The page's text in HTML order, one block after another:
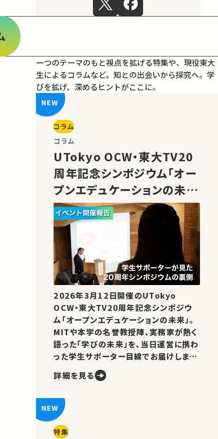
一つのテーマのもと視点を拡げる特集や、現役東大
生によるコラムなど。 知との出会いから探究へ。学
びを拡げ、深めるヒントがここに。
コラム
コラム
UTokyo OCW・東大TV20
周年記念シンポジウム「オー
プンエデュケーションの未
来」の様子をご紹介！
2026年3月12日開催のUTokyo
OCW・東大TV20周年記念シンポジウ
ム「オープンエデュケーションの未来」。
MITや本学の名誉教授陣、実務家が熱く
語った「学びの未来」を、当日運営に携わ
った学生サポーター目線でお届けしま
詳細を見る
特集